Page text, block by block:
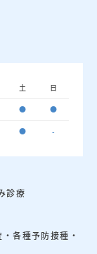
土 日
● ●
● -
診療
各種予防接種・